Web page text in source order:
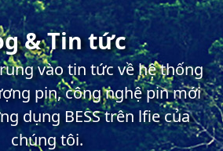
& Tin tức
vào tin tức về hệ thống
pin, công nghệ pin mới
dụng BESS trên lfie của
chúng tôi.